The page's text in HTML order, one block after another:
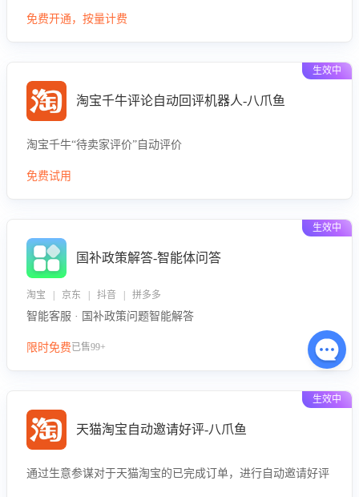
求，帮助企业制定个性化赠品组合策略，优化资源投放并淘汰
免费开通，按量计费
生效中
淘宝千牛评论自动回评机器人-八爪鱼
淘宝千牛“待卖家评价”自动评价
免费试用
生效中
国补政策解答-智能体问答
淘宝 | 京东 | 抖音 | 拼多多
智能客服 · 国补政策问题智能解答
限时免费已售99+
生效中
天猫淘宝自动邀请好评-八爪鱼
通过生意参谋对于天猫淘宝的已完成订单，进行自动邀请好评